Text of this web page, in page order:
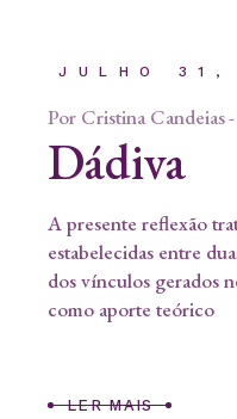
JULHO 31,
Por Cristina Candeias
Dádiva
A presente reflexão
estabelecidas entre
dos vínculos gerados
como aporte teórico
LER MAIS